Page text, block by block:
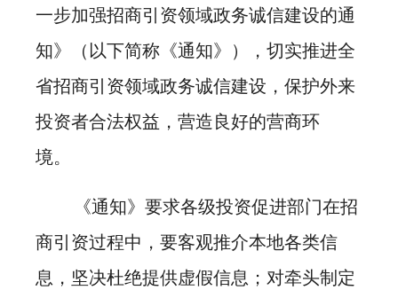
一步加强招商引资领域政务诚信建设的通
知》（以下简称《通知》），切实推进全
省招商引资领域政务诚信建设，保护外来
投资者合法权益，营造良好的营商环
境。
《通知》要求各级投资促进部门在招
商引资过程中，要客观推介本地各类信
息，坚决杜绝提供虚假信息；对牵头制定